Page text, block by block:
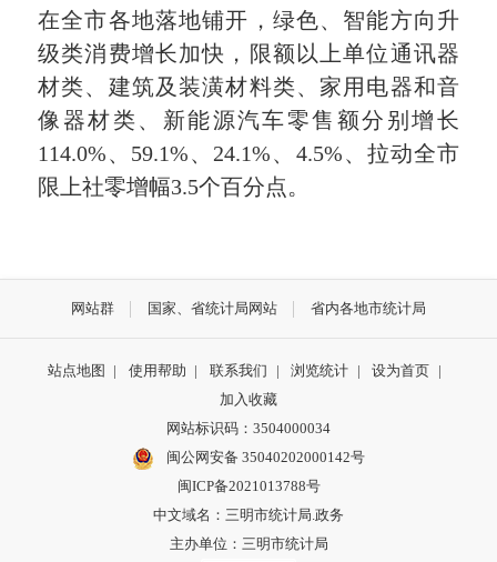
在全市各地落地铺开，绿色、智能方向升
级类消费增长加快，限额以上单位通讯器
材类、建筑及装潢材料类、家用电器和音
像器材类、新能源汽车零售额分别增长
114.0%、59.1%、24.1%、4.5%、拉动全市
限上社零增幅3.5个百分点。
网站群 国家、省统计局网站 省内各地市统计局
站点地图 | 使用帮助 | 联系我们 | 浏览统计 | 设为首页 |
加入收藏
网站标识码：3504000034
闽公网安备 35040202000142号
闽ICP备2021013788号
中文域名：三明市统计局.政务
主办单位：三明市统计局